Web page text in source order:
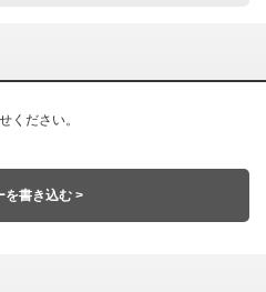
ください。
を書き込む >